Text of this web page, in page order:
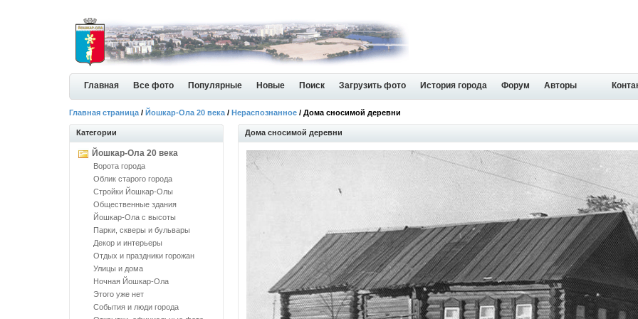
Главная Все фото Популярные Новые Поиск Загрузить фото История города Форум Авторы
Главная страница / Йошкар-Ола 20 века / Нераспознанное / Дома сносимой деревни
Категории
Йошкар-Ола 20 века
Ворота города
Облик старого города
Стройки Йошкар-Олы
Общественные здания
Йошкар-Ола с высоты
Парки, скверы и бульвары
Декор и интерьеры
Отдых и праздники горожан
Улицы и дома
Ночная Йошкар-Ола
Этого уже нет
События и люди города
Дома сносимой деревни